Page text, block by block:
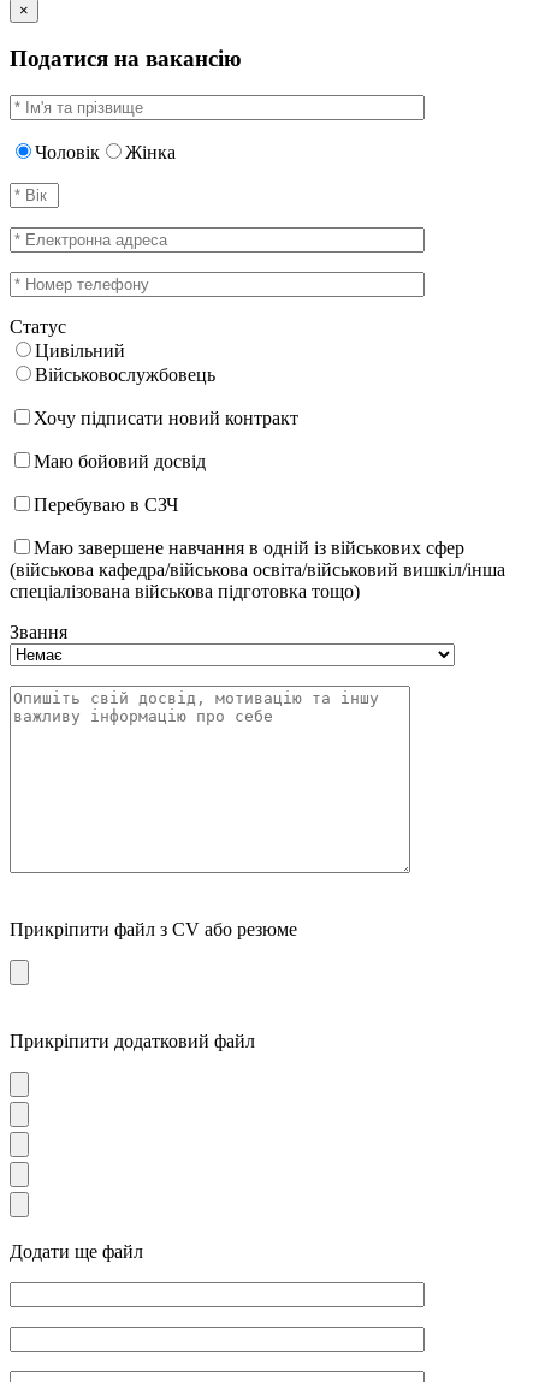
×
Податися на вакансію
Чоловік Жінка
Статус
Цивільний
Військовослужбовець
Хочу підписати новий контракт
Маю бойовий досвід
Перебуваю в СЗЧ
Маю завершене навчання в одній із військових сфер
(військова кафедра/військова освіта/військовий вишкіл/інша
спеціалізована військова підготовка тощо)
Звання
Прикріпити файл з CV або резюме
Прикріпити додатковий файл
Додати ще файл